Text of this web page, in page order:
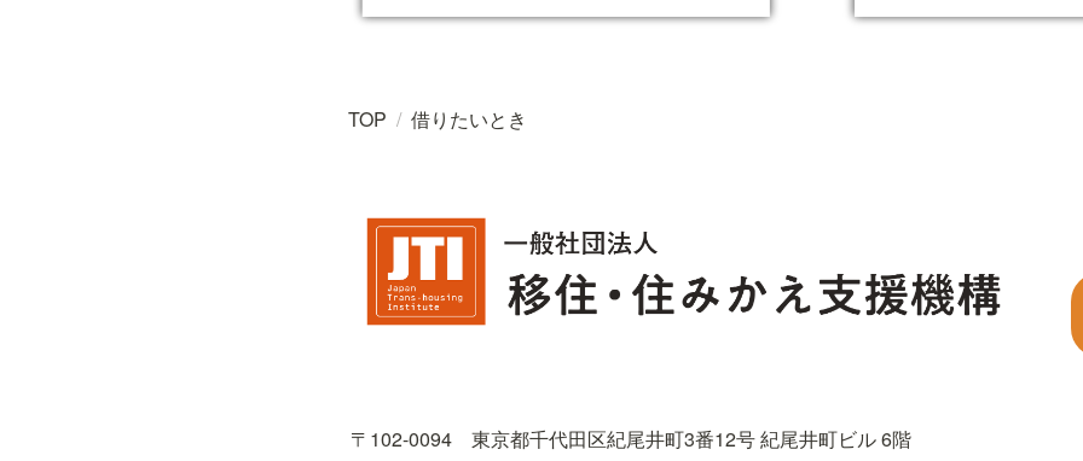
TOP / 借りたいとき
〒102-0094　東京都千代田区紀尾井町3番12号 紀尾井町ビル 6階